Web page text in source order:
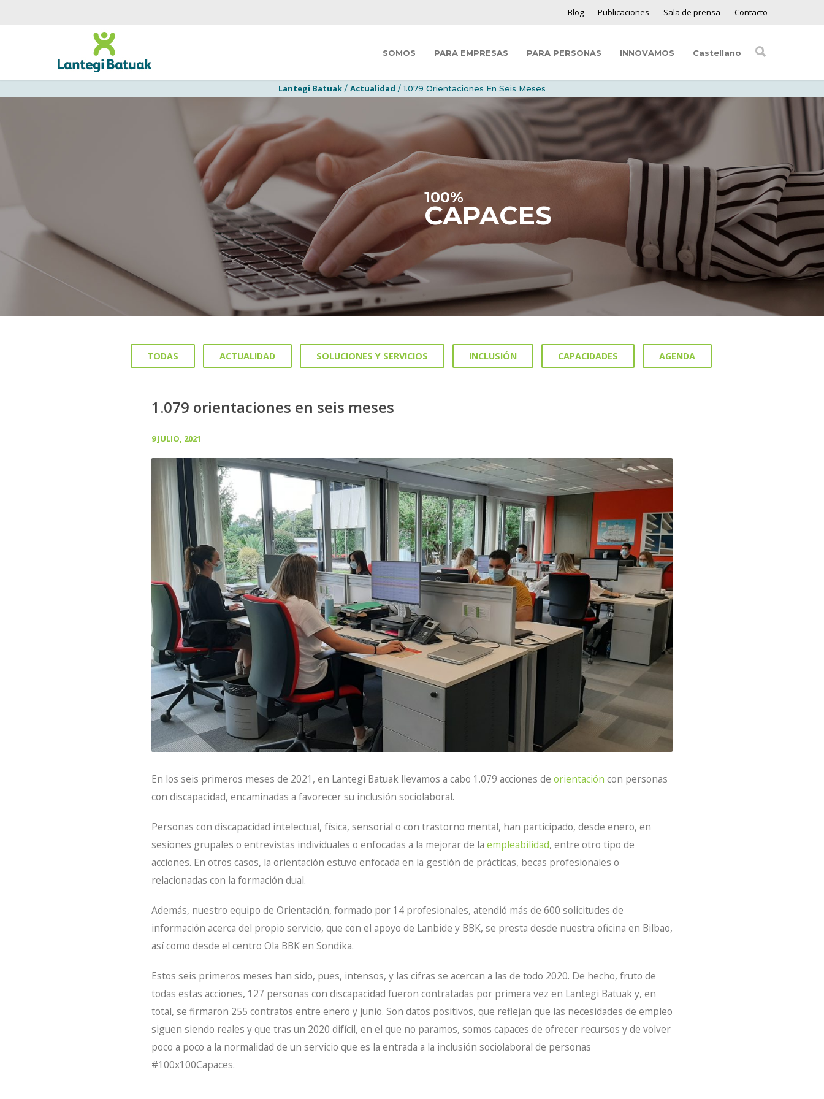
Blog Publicaciones Sala de prensa Contacto
SOMOS PARA EMPRESAS PARA PERSONAS INNOVAMOS Castellano
Lantegi Batuak / Actualidad / 1.079 Orientaciones En Seis Meses
100%
CAPACES
TODAS ACTUALIDAD SOLUCIONES Y SERVICIOS INCLUSIÓN CAPACIDADES AGENDA
1.079 orientaciones en seis meses
9 JULIO, 2021
En los seis primeros meses de 2021, en Lantegi Batuak llevamos a cabo 1.079 acciones de orientación con personas
con discapacidad, encaminadas a favorecer su inclusión sociolaboral.
Personas con discapacidad intelectual, física, sensorial o con trastorno mental, han participado, desde enero, en
sesiones grupales o entrevistas individuales o enfocadas a la mejorar de la empleabilidad, entre otro tipo de
acciones. En otros casos, la orientación estuvo enfocada en la gestión de prácticas, becas profesionales o
relacionadas con la formación dual.
Además, nuestro equipo de Orientación, formado por 14 profesionales, atendió más de 600 solicitudes de
información acerca del propio servicio, que con el apoyo de Lanbide y BBK, se presta desde nuestra oficina en Bilbao,
así como desde el centro Ola BBK en Sondika.
Estos seis primeros meses han sido, pues, intensos, y las cifras se acercan a las de todo 2020. De hecho, fruto de
todas estas acciones, 127 personas con discapacidad fueron contratadas por primera vez en Lantegi Batuak y, en
total, se firmaron 255 contratos entre enero y junio. Son datos positivos, que reflejan que las necesidades de empleo
siguen siendo reales y que tras un 2020 difícil, en el que no paramos, somos capaces de ofrecer recursos y de volver
poco a poco a la normalidad de un servicio que es la entrada a la inclusión sociolaboral de personas
#100x100Capaces.